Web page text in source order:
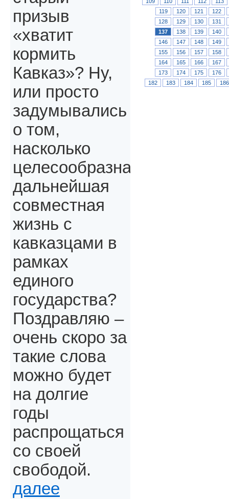
119
120 121
122
128
129 130
131
137
138 139
140
146
147 148
149
155
156 157
158
164
165 166
167
173
174 175
176
182
183 184 185 186
призыв
«хватит
кормить
Кавказ»? Ну,
или просто
задумывались
о том,
насколько
целесообразна
дальнейшая
совместная
жизнь с
кавказцами в
рамках
единого
государства?
Поздравляю –
очень скоро за
такие слова
можно будет
на долгие
годы
распрощаться
со своей
свободой.
далее